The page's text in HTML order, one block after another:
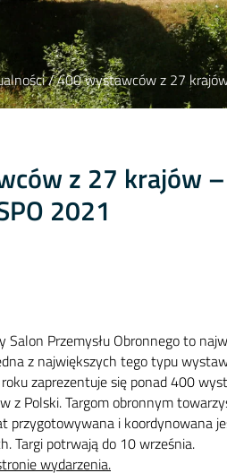
/ 400 wystawców z 27
z 27 krajów
2021
Salon Przemysłu Obronnego to
z największych tego typu
zaprezentuje się ponad 400
z Polski. Targom obronnym
przygotowywana i koordynowana
Targi potrwają do 10 września.
wydarzenia.